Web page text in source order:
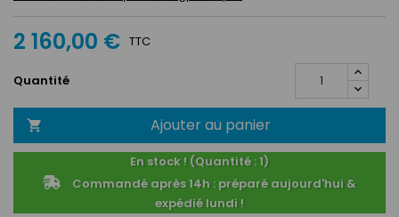
2 160,00 € TTC
Quantité
 Ajouter au panier
En stock ! (Quantité : 1)
Commandé après 14h : préparé aujourd'hui &
expédié lundi !